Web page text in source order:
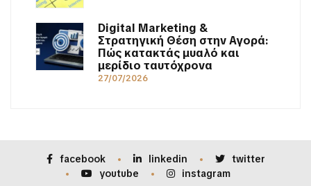
Digital Marketing &
Στρατηγική Θέση στην Αγορά:
Πώς κατακτάς μυαλό και
μερίδιο ταυτόχρονα
27/07/2026
facebook linkedin
twitter
youtube
instagram